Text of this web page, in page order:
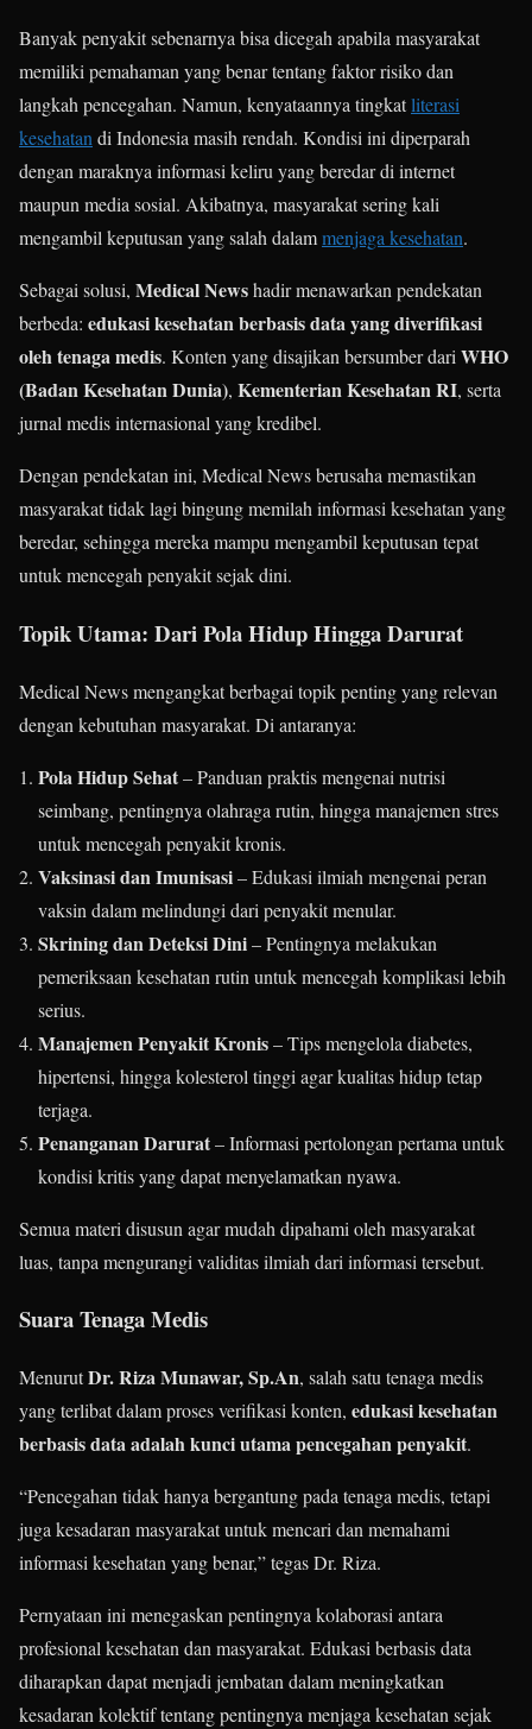
Banyak penyakit sebenarnya bisa dicegah apabila masyarakat
memiliki pemahaman yang benar tentang faktor risiko dan
langkah pencegahan. Namun, kenyataannya tingkatliterasi
kesehatan di Indonesia masih rendah. Kondisi ini diperparah
dengan maraknya informasi keliru yang beredar di internet
maupun media sosial. Akibatnya, masyarakat sering kali
mengambil keputusan yang salah dalammenjaga kesehatan.
Sebagai solusi, Medical Newshadir menawarkan pendekatan
berbeda: edukasi kesehatan berbasis data yang diverifikasi
oleh tenaga medis. Konten yang disajikan bersumber dari WHO
(Badan Kesehatan Dunia), Kementerian Kesehatan RI, serta
jurnal medis internasional yang kredibel.
Dengan pendekatan ini, Medical News berusaha memastikan
masyarakat tidak lagi bingung memilah informasi kesehatan yang
beredar, sehingga mereka mampu mengambil keputusan tepat
untuk mencegah penyakit sejak dini.
Topik Utama: Dari Pola Hidup Hingga Darurat
Medical News mengangkat berbagai topik penting yang relevan
dengan kebutuhan masyarakat. Di antaranya:
Pola Hidup Sehat– Panduan praktis mengenai nutrisi
seimbang, pentingnya olahraga rutin, hingga manajemen stres
untuk mencegah penyakit kronis.
Vaksinasi dan Imunisasi– Edukasi ilmiah mengenai peran
vaksin dalam melindungi dari penyakit menular.
Skrining dan Deteksi Dini– Pentingnya melakukan
pemeriksaan kesehatan rutin untuk mencegah komplikasi lebih
serius.
Manajemen Penyakit Kronis– Tips mengelola diabetes,
hipertensi, hingga kolesterol tinggi agar kualitas hidup tetap
terjaga.
Penanganan Darurat– Informasi pertolongan pertama untuk
kondisi kritis yang dapat menyelamatkan nyawa.
Semua materi disusun agar mudah dipahami oleh masyarakat
luas, tanpa mengurangi validitas ilmiah dari informasi tersebut.
Suara Tenaga Medis
MenurutDr. Riza Munawar, Sp.An, salah satu tenaga medis
yang terlibat dalam proses verifikasi konten, edukasi kesehatan
berbasis data adalah kunci utama pencegahan penyakit.
“Pencegahan tidak hanya bergantung pada tenaga medis, tetapi
juga kesadaran masyarakat untuk mencari dan memahami
informasi kesehatan yang benar,” tegas Dr. Riza.
Pernyataan ini menegaskan pentingnya kolaborasi antara
profesional kesehatan dan masyarakat. Edukasi berbasis data
diharapkan dapat menjadi jembatan dalam meningkatkan
kesadaran kolektif tentang pentingnya menjaga kesehatan sejak